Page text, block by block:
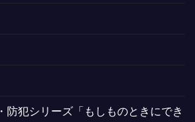
防犯シリーズ「もしものときにでき